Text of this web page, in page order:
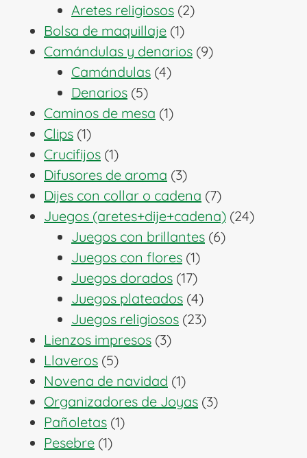
productos
Aretes religiosos 22
Bolsa de maquillaje 11
producto
Camándulas y denarios 99
Camándulas 44
Denarios 55
productos
Caminos de mesa 11
Clips 11
producto
Crucifijos 11
producto
Difusores de aroma 33
productos
Dijes con collar o cadena 77
productos
Juegos (aretes+dije+cadena) 2424
Juegos con brillantes 66
Juegos con flores 11
producto
Juegos dorados 1717
productos
Juegos plateados 44
productos
Juegos religiosos 2323
Lienzos impresos 33
Llaveros 55
productos
Novena de navidad 11
producto
Organizadores de Joyas 33
Pañoletas 11
Pesebre 11